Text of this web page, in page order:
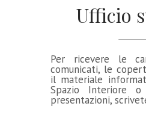
Ufficio
Per ricevere le
comunicati, le
il materiale
Spazio Interiore o
presentazioni,